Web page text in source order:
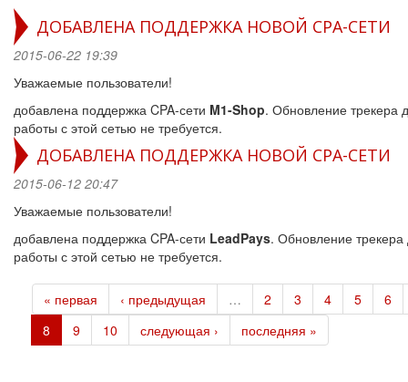
ДОБАВЛЕНА ПОДДЕРЖКА НОВОЙ CPA-СЕТИ
2015-06-22 19:39
Уважаемые пользователи!
добавлена поддержка CPA-сети M1-Shop. Обновление трекера
работы с этой сетью не требуется.
ДОБАВЛЕНА ПОДДЕРЖКА НОВОЙ CPA-СЕТИ
2015-06-12 20:47
Уважаемые пользователи!
добавлена поддержка CPA-сети LeadPays. Обновление трекера
работы с этой сетью не требуется.
« первая ‹ предыдущая … 2 3 4 5
6
8
9 10 следующая › последняя »